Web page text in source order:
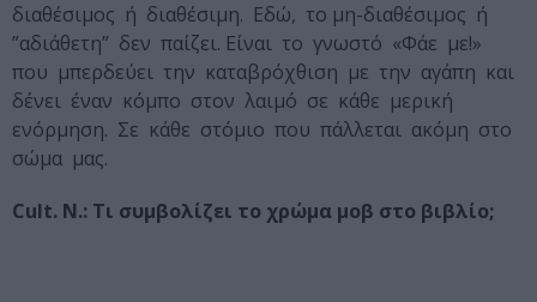
διαθέσιμος ή διαθέσιμη. Εδώ, το μη-διαθέσιμος ή
”αδιάθετη” δεν παίζει. Είναι το γνωστό «Φάε με!»
που μπερδεύει την καταβρόχθιση με την αγάπη και
δένει έναν κόμπο στον λαιμό σε κάθε μερική
ενόρμηση. Σε κάθε στόμιο που πάλλεται ακόμη στο
σώμα μας.
Cult. N.: Τι συμβολίζει το χρώμα μοβ στο βιβλίο;